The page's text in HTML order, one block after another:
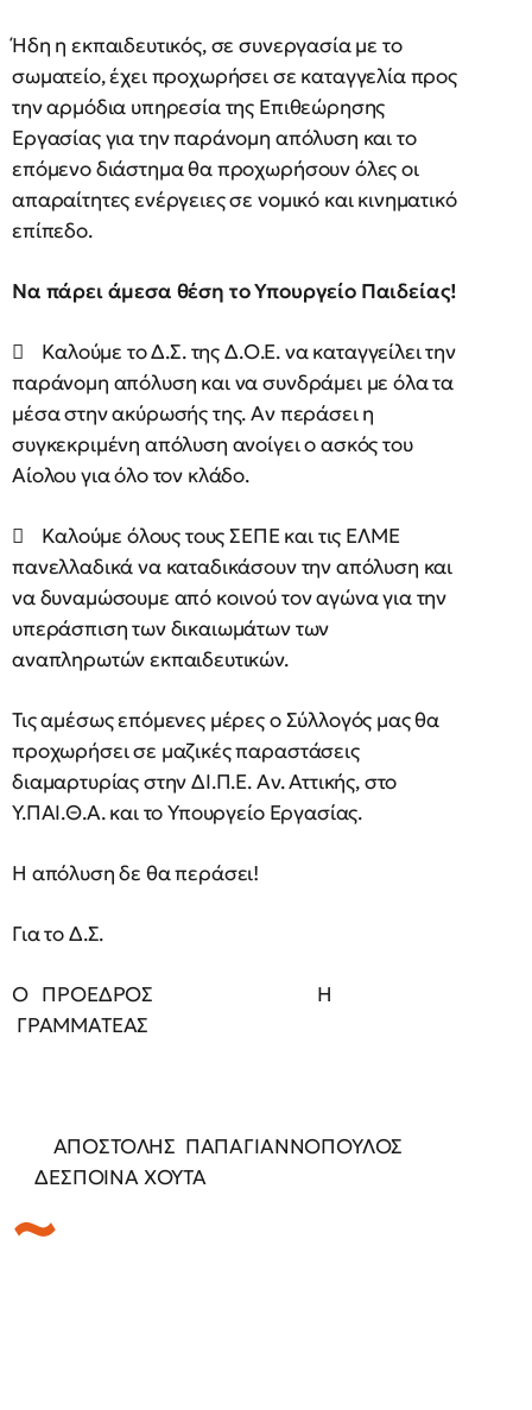
Ήδη η εκπαιδευτικός, σε συνεργασία με το
σωματείο, έχει προχωρήσει σε καταγγελία προς
την αρμόδια υπηρεσία της Επιθεώρησης
Εργασίας για την παράνομη απόλυση και το
επόμενο διάστημα θα προχωρήσουν όλες οι
απαραίτητες ενέργειες σε νομικό και κινηματικό
επίπεδο.
Να πάρει άμεσα θέση το Υπουργείο Παιδείας!
 Καλούμε το Δ.Σ. της Δ.Ο.Ε. να καταγγείλει την
παράνομη απόλυση και να συνδράμει με όλα τα
μέσα στην ακύρωσής της. Αν περάσει η
συγκεκριμένη απόλυση ανοίγει ο ασκός του
Αίολου για όλο τον κλάδο.
 Καλούμε όλους τους ΣΕΠΕ και τις ΕΛΜΕ
πανελλαδικά να καταδικάσουν την απόλυση και
να δυναμώσουμε από κοινού τον αγώνα για την
υπεράσπιση των δικαιωμάτων των
αναπληρωτών εκπαιδευτικών.
Τις αμέσως επόμενες μέρες ο Σύλλογός μας θα
προχωρήσει σε μαζικές παραστάσεις
διαμαρτυρίας στην ΔΙ.Π.Ε. Αν. Αττικής, στο
Υ.ΠΑΙ.Θ.Α. και το Υπουργείο Εργασίας.
Η απόλυση δε θα περάσει!
Για το Δ.Σ.
Ο ΠΡΟΕΔΡΟΣ H
ΓΡΑΜΜΑΤΕΑΣ
ΑΠΟΣΤΟΛΗΣ ΠΑΠΑΓΙΑΝΝΟΠΟΥΛΟΣ
ΔΕΣΠΟΙΝΑ ΧΟΥΤΑ